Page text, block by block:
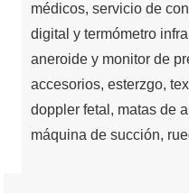
médicos, servicio de
digital y termómetro
aneroide y monitor de
accesorios, esterzgo,
doppler fetal, matas de
máquina de succión,